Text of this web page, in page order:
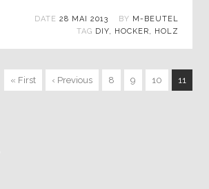
DATE 28 MAI 2013 BY M-BEUTEL
TAG DIY, HOCKER, HOLZ
« First ‹ Previous 8 9 10 11